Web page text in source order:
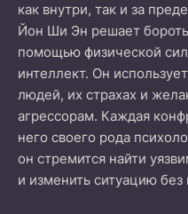
как внутри, так и за
Йон Ши Эн решает
помощью физической
интеллект. Он
людей, их страхах и
агрессорам. Каждая
него своего рода
он стремится найти
и изменить ситуацию